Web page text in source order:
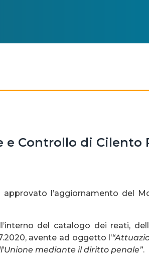
e Controllo di Cilento
l’aggiornamento del
del catalogo dei reati,
avente ad oggetto l’
’Unione mediante il diritto penale”.